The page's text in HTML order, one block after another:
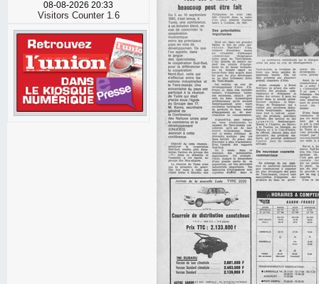
08-08-2026 20:33
Visitors Counter 1.6